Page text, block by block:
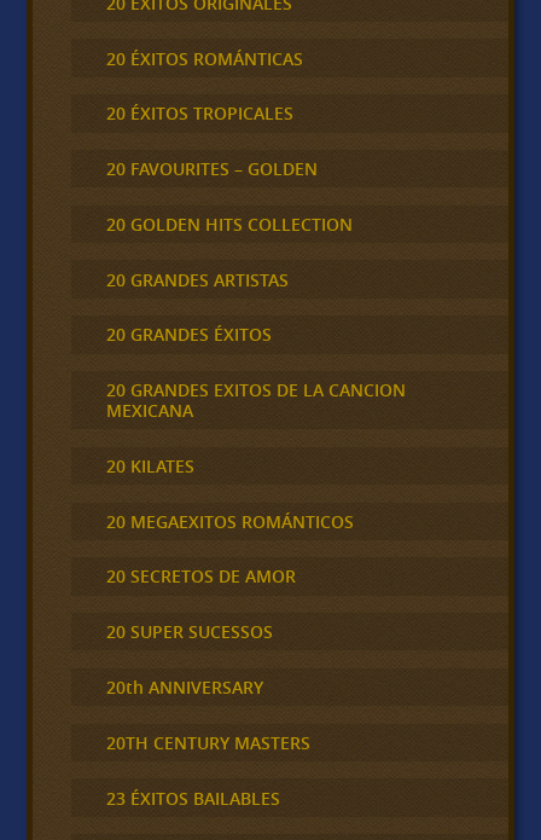
20 ÉXITOS ROMÁNTICAS
20 ÉXITOS TROPICALES
20 FAVOURITES – GOLDEN
20 GOLDEN HITS COLLECTION
20 GRANDES ARTISTAS
20 GRANDES ÉXITOS
20 GRANDES EXITOS DE LA CANCION
MEXICANA
20 KILATES
20 MEGAEXITOS ROMÁNTICOS
20 SECRETOS DE AMOR
20 SUPER SUCESSOS
20th ANNIVERSARY
20TH CENTURY MASTERS
23 ÉXITOS BAILABLES